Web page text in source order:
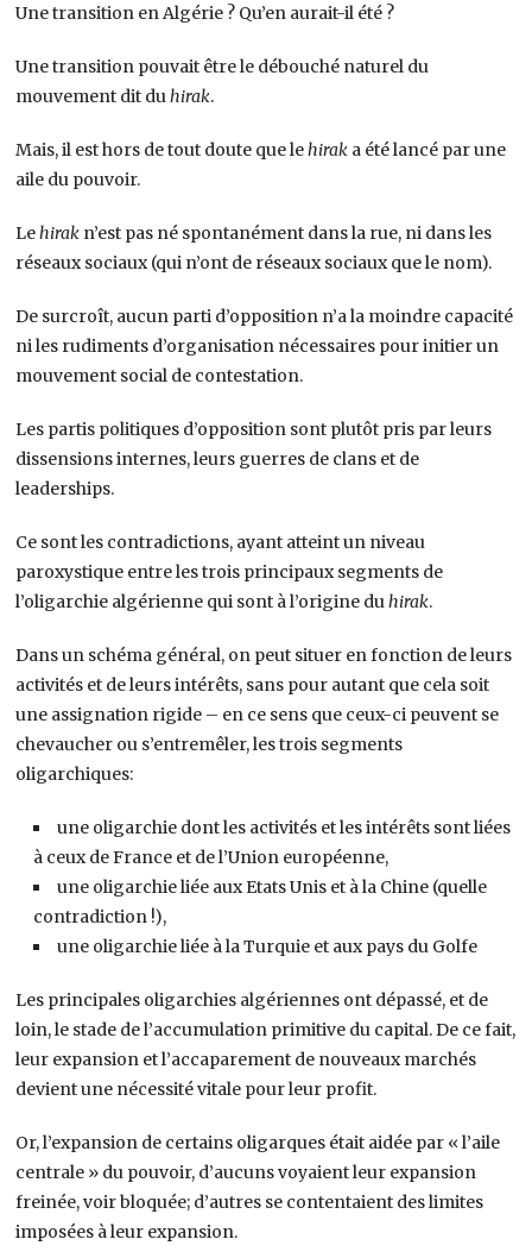
Une transition en Algérie ? Qu’en aurait-il été ?
Une transition pouvait être le débouché naturel du
mouvement dit duhirak.
Mais, il est hors de tout doute que lehirak a été lancé par une
aile du pouvoir.
Lehirak n’est pas né spontanément dans la rue, ni dans les
réseaux sociaux (qui n’ont de réseaux sociaux que le nom).
De surcroît, aucun parti d’opposition n’a la moindre capacité
ni les rudiments d’organisation nécessaires pour initier un
mouvement social de contestation.
Les partis politiques d’opposition sont plutôt pris par leurs
dissensions internes, leurs guerres de clans et de
leaderships.
Ce sont les contradictions, ayant atteint un niveau
paroxystique entre les trois principaux segments de
l’oligarchie algérienne qui sont à l’origine duhirak.
Dans un schéma général, on peut situer en fonction de leurs
activités et de leurs intérêts, sans pour autant que cela soit
une assignation rigide – en ce sens que ceux-ci peuvent se
chevaucher ou s’entremêler, les trois segments
oligarchiques:
une oligarchie dont les activités et les intérêts sont liées
à ceux de France et de l’Union européenne,
une oligarchie liée aux Etats Unis et à la Chine (quelle
contradiction !),
une oligarchie liée à la Turquie et aux pays du Golfe
Les principales oligarchies algériennes ont dépassé, et de
loin, le stade de l’accumulation primitive du capital. De ce fait,
leur expansion et l’accaparement de nouveaux marchés
devient une nécessité vitale pour leur profit.
Or, l’expansion de certains oligarques était aidée par « l’aile
centrale » du pouvoir, d’aucuns voyaient leur expansion
freinée, voir bloquée; d’autres se contentaient des limites
imposées à leur expansion.